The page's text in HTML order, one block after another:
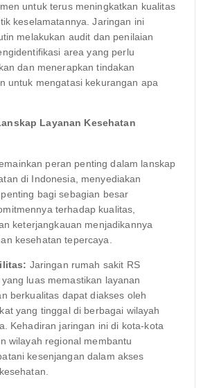
untuk terus meningkatkan kualitas
keselamatannya. Jaringan ini
melakukan audit dan penilaian
area yang perlu
dan menerapkan tindakan
untuk mengatasi kekurangan apa
Layanan Kesehatan
peran penting dalam lanskap
di Indonesia, menyediakan
bagi sebagian besar
terhadap kualitas,
keterjangkauan menjadikannya
kesehatan tepercaya.
Jaringan rumah sakit RS
luas memastikan layanan
berkualitas dapat diakses oleh
yang tinggal di berbagai wilayah
Kehadiran jaringan ini di kota-kota
wilayah regional membantu
kesenjangan dalam akses